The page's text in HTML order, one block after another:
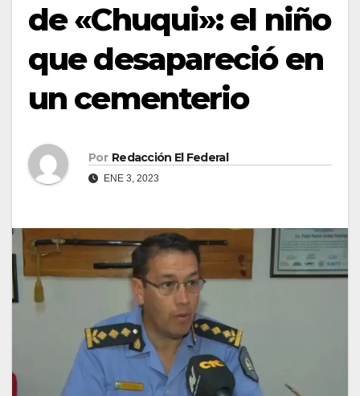
de «Chuqui»: el niño
que desapareció en
un cementerio
Por Redacción El Federal
ENE 3, 2023